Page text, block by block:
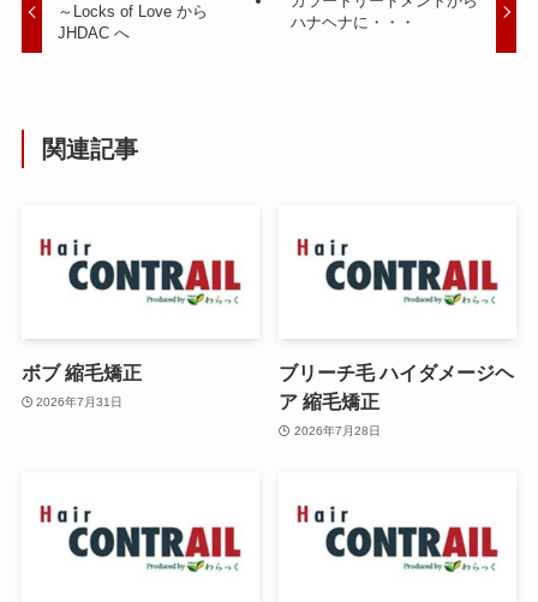
～Locks of Love から
JHDAC へ
ハナヘナに・・・
関連記事
ボブ 縮毛矯正
2026年7月31日
ブリーチ毛 ハイダメージヘ
ア 縮毛矯正
2026年7月28日